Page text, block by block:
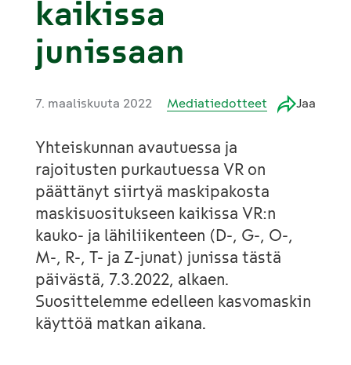
kaikissa
junissaan
7. maaliskuuta 2022 Mediatiedotteet Jaa
Yhteiskunnan avautuessa ja
rajoitusten purkautuessa VR on
päättänyt siirtyä maskipakosta
maskisuositukseen kaikissa VR:n
kauko- ja lähiliikenteen (D-, G-, O-,
M-, R-, T- ja Z-junat) junissa tästä
päivästä, 7.3.2022, alkaen.
Suosittelemme edelleen kasvomaskin
käyttöä matkan aikana.